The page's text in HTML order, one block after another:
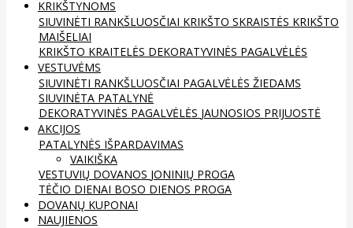
KRIKŠTYNOMS
SIUVINĖTI RANKŠLUOSČIAI KRIKŠTO SKRAISTĖS KRIKŠTO
MAIŠELIAI
KRIKŠTO KRAITELĖS DEKORATYVINĖS PAGALVĖLĖS
VESTUVĖMS
SIUVINĖTI RANKŠLUOSČIAI PAGALVĖLĖS ŽIEDAMS
SIUVINĖTA PATALYNĖ
DEKORATYVINĖS PAGALVĖLĖS JAUNOSIOS PRIJUOSTĖ
AKCIJOS
PATALYNĖS IŠPARDAVIMAS
VAIKIŠKA
VESTUVIŲ DOVANOS JONINIŲ PROGA
TĖČIO DIENAI BOSO DIENOS PROGA
DOVANŲ KUPONAI
NAUJIENOS